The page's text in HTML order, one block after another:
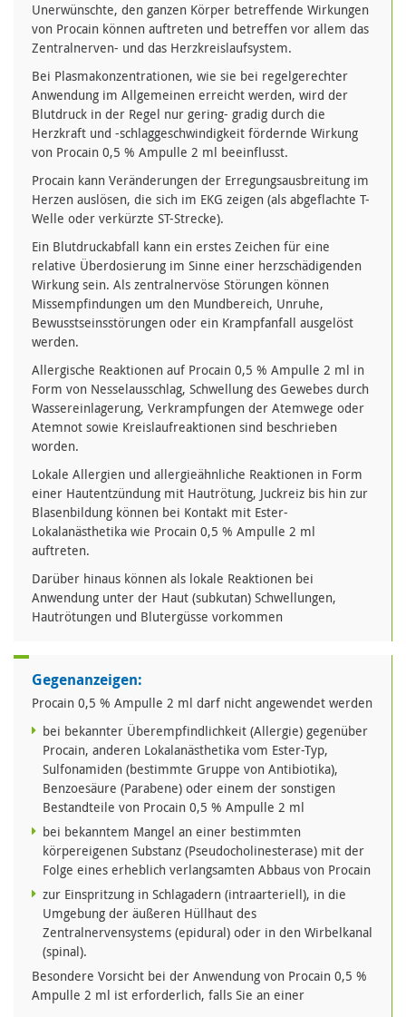
Unerwünschte, den ganzen Körper betreffende Wirkungen
von Procain können auftreten und betreffen vor allem das
Zentralnerven- und das Herzkreislaufsystem.
Bei Plasmakonzentrationen, wie sie bei regelgerechter
Anwendung im Allgemeinen erreicht werden, wird der
Blutdruck in der Regel nur gering- gradig durch die
Herzkraft und -schlaggeschwindigkeit fördernde Wirkung
von Procain 0,5 % Ampulle 2 ml beeinflusst.
Procain kann Veränderungen der Erregungsausbreitung im
Herzen auslösen, die sich im EKG zeigen (als abgeflachte T-
Welle oder verkürzte ST-Strecke).
Ein Blutdruckabfall kann ein erstes Zeichen für eine
relative Überdosierung im Sinne einer herzschädigenden
Wirkung sein. Als zentralnervöse Störungen können
Missempfindungen um den Mundbereich, Unruhe,
Bewusstseinsstörungen oder ein Krampfanfall ausgelöst
werden.
Allergische Reaktionen auf Procain 0,5 % Ampulle 2 ml in
Form von Nesselausschlag, Schwellung des Gewebes durch
Wassereinlagerung, Verkrampfungen der Atemwege oder
Atemnot sowie Kreislaufreaktionen sind beschrieben
worden.
Lokale Allergien und allergieähnliche Reaktionen in Form
einer Hautentzündung mit Hautrötung, Juckreiz bis hin zur
Blasenbildung können bei Kontakt mit Ester-
Lokalanästhetika wie Procain 0,5 % Ampulle 2 ml
auftreten.
Darüber hinaus können als lokale Reaktionen bei
Anwendung unter der Haut (subkutan) Schwellungen,
Hautrötungen und Blutergüsse vorkommen
Gegenanzeigen:
Procain 0,5 % Ampulle 2 ml darf nicht angewendet werden
bei bekannter Überempfindlichkeit (Allergie) gegenüber
Procain, anderen Lokalanästhetika vom Ester-Typ,
Sulfonamiden (bestimmte Gruppe von Antibiotika),
Benzoesäure (Parabene) oder einem der sonstigen
Bestandteile von Procain 0,5 % Ampulle 2 ml
bei bekanntem Mangel an einer bestimmten
körpereigenen Substanz (Pseudocholinesterase) mit der
Folge eines erheblich verlangsamten Abbaus von Procain
zur Einspritzung in Schlagadern (intraarteriell), in die
Umgebung der äußeren Hüllhaut des
Zentralnervensystems (epidural) oder in den Wirbelkanal
(spinal).
Besondere Vorsicht bei der Anwendung von Procain 0,5 %
Ampulle 2 ml ist erforderlich, falls Sie an einer